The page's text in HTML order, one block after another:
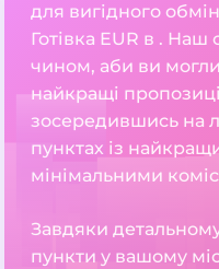
для вигідного
Готівка EUR в .
чином, аби ви
найкращі
зосередившись на
пунктах із
мінімальними
Завдяки
пункти у вашому